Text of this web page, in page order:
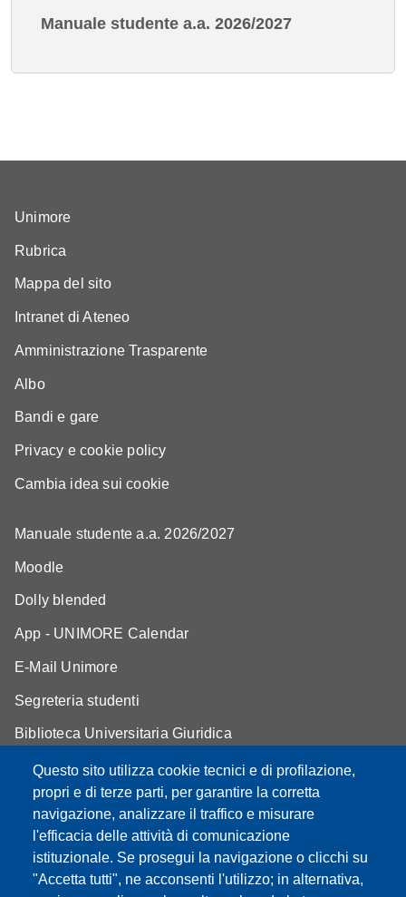
Manuale studente a.a. 2026/2027
Questo sito utilizza cookie tecnici e di profilazione,
propri e di terze parti, per garantire la corretta
navigazione, analizzare il traffico e misurare
l'efficacia delle attività di comunicazione
istituzionale. Se prosegui la navigazione o clicchi su
"Accetta tutti", ne acconsenti l'utilizzo; in alternativa,
Unimore
Rubrica
Mappa del sito
Intranet di Ateneo
Amministrazione Trasparente
Albo
Bandi e gare
Privacy e cookie policy
Cambia idea sui cookie
Manuale studente a.a. 2026/2027
Moodle
Dolly blended
App - UNIMORE Calendar
E-Mail Unimore
Segreteria studenti
Biblioteca Universitaria Giuridica
Assicurazione qualità
Contatti